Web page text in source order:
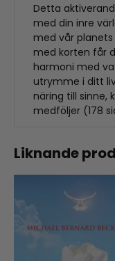
Detta
med din inre
med vår
med korten får
harmoni med
utrymme i ditt
näring till sinne,
medföljer (178
Liknande